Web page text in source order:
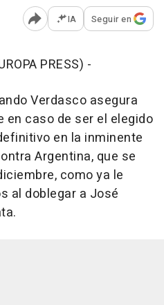
Abrir opciones para
IA Seguir en
PRESS) -
Verdasco asegura
en caso de ser el elegido
en la inminente
Argentina, que se
como ya le
al doblegar a José